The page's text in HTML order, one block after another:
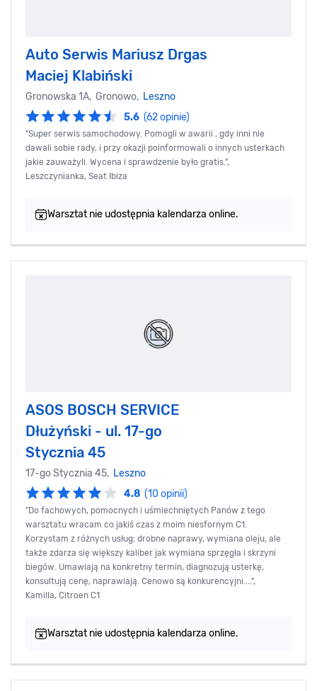
Auto Serwis Mariusz Drgas
Maciej Klabiński
Gronowska 1A, Gronowo, Leszno
5.6 (62 opinie)
"Super serwis samochodowy. Pomogli w awarii , gdy inni nie
dawali sobie rady, i przy okazji poinformowali o innych usterkach
jakie zauważyli. Wycena i sprawdzenie było gratis.",
Leszczynianka, Seat Ibiza
Warsztat nie udostępnia kalendarza online.
ASOS BOSCH SERVICE
Dłużyński - ul. 17-go
Stycznia 45
17-go Stycznia 45, Leszno
4.8 (10 opinii)
"Do fachowych, pomocnych i uśmiechniętych Panów z tego
warsztatu wracam co jakiś czas z moim niesfornym C1.
Korzystam z różnych usług: drobne naprawy, wymiana oleju, ale
także zdarza się większy kaliber jak wymiana sprzęgła i skrzyni
biegów. Umawiają na konkretny termin, diagnozują usterkę,
konsultują cenę, naprawiają. Cenowo są konkurencyjni....",
Kamilla, Citroen C1
Warsztat nie udostępnia kalendarza online.